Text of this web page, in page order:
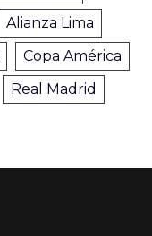
Alianza Lima
Copa América
Real Madrid